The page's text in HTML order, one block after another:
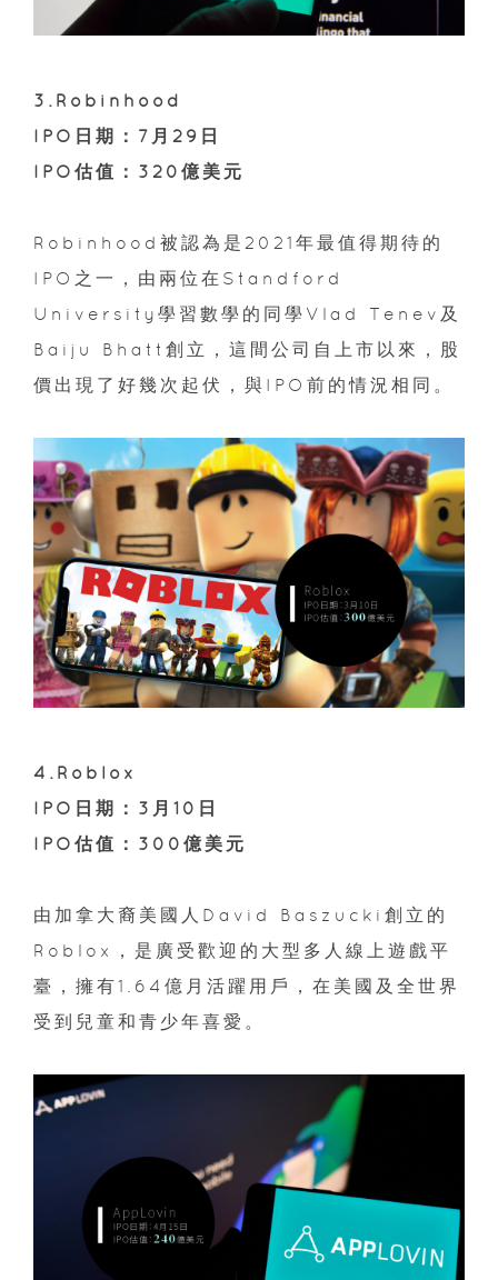
3.Robinhood
IPO日期：7月29日
IPO估值：320億美元
Robinhood被認為是2021年最值得期待的
IPO之一，由兩位在Standford
University學習數學的同學Vlad Tenev及
Baiju Bhatt創立，這間公司自上市以來，股
價出現了好幾次起伏，與IPO前的情況相同。
4.Roblox
IPO日期：3月10日
IPO估值：300億美元
由加拿大裔美國人David Baszucki創立的
Roblox，是廣受歡迎的大型多人線上遊戲平
臺，擁有1.64億月活躍用戶，在美國及全世界
受到兒童和青少年喜愛。